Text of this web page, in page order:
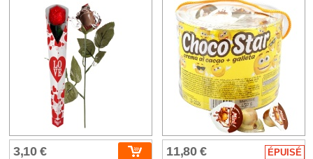
3,10 € 11,80 € ÉPUISÉ